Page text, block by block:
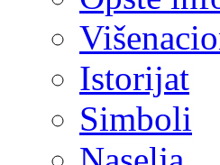
Istorijat
Simboli